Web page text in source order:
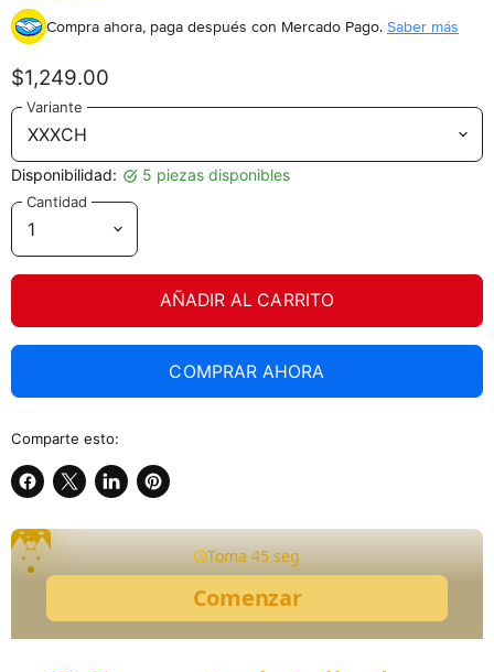
Compra ahora, paga después con Mercado Pago. Saber más
$1,249.00
Variante
Disponibilidad: 5 piezas disponibles
Cantidad
AÑADIR AL CARRITO
COMPRAR AHORA
Comparte esto:
Compartir
Facebook
CompartirCompartirGuardar